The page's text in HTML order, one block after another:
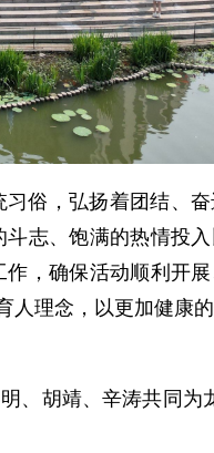
俗，弘扬着团结、
志、饱满的热情投
，确保活动顺利开
人理念，以更加健康
、胡靖、辛涛共同为